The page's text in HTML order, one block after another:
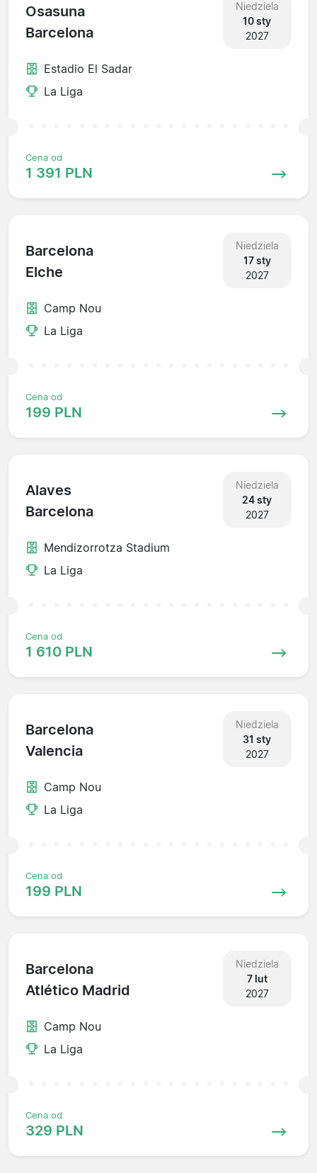
Osasuna
Barcelona
Niedziela
10 sty
2027
Estadio El Sadar
La Liga
Cena od
1 391 PLN
Barcelona
Elche
Niedziela
17 sty
2027
Camp Nou
La Liga
Cena od
199 PLN
Alaves
Barcelona
Niedziela
24 sty
2027
Mendizorrotza Stadium
La Liga
Cena od
1 610 PLN
Barcelona
Valencia
Niedziela
31 sty
2027
Camp Nou
La Liga
Cena od
199 PLN
Barcelona
Atlético Madrid
Niedziela
7 lut
2027
Camp Nou
La Liga
Cena od
329 PLN